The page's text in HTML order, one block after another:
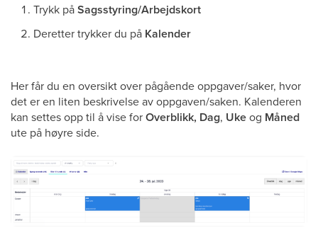
Trykk påSagsstyring/Arbejdskort
Deretter trykker du på Kalender
Her får du en oversikt over pågående oppgaver/saker, hvor
det er en liten beskrivelse av oppgaven/saken. Kalenderen
kan settes opp til å vise forOverblikk, Dag, Ukeog Måned
ute på høyre side.